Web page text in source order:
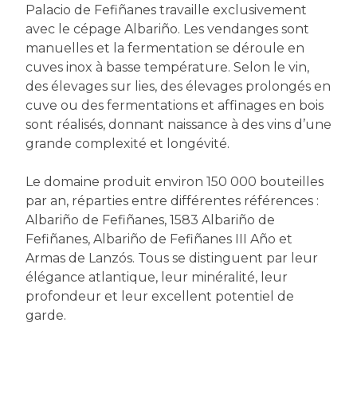
Palacio de Fefiñanes travaille exclusivement
avec le cépage Albariño. Les vendanges sont
manuelles et la fermentation se déroule en
cuves inox à basse température. Selon le vin,
des élevages sur lies, des élevages prolongés en
cuve ou des fermentations et affinages en bois
sont réalisés, donnant naissance à des vins d’une
grande complexité et longévité.
Le domaine produit environ 150 000 bouteilles
par an, réparties entre différentes références :
Albariño de Fefiñanes, 1583 Albariño de
Fefiñanes, Albariño de Fefiñanes III Año et
Armas de Lanzós. Tous se distinguent par leur
élégance atlantique, leur minéralité, leur
profondeur et leur excellent potentiel de
garde.